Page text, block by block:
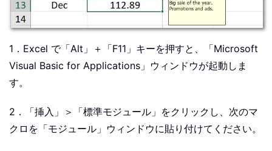
1．Excel で「Alt」＋「F11」キーを押すと、「Microsoft
Visual Basic for Applications」ウィンドウが起動しま
す。
2．「挿入」＞「標準モジュール」をクリックし、次のマ
クロを「モジュール」ウィンドウに貼り付けてください。